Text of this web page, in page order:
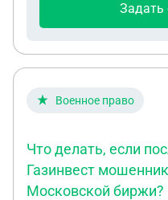
Задать
Военное право
Что делать, если
Газинвест
Московской биржи?